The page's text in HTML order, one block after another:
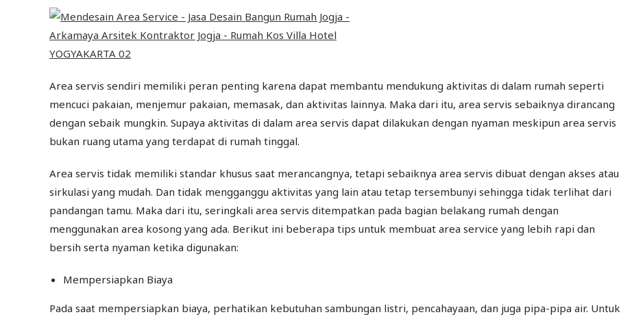
Area servis sendiri memiliki peran penting karena dapat membantu mendukung aktivitas di dalam rumah seperti
mencuci pakaian, menjemur pakaian, memasak, dan aktivitas lainnya. Maka dari itu, area servis sebaiknya dirancang
dengan sebaik mungkin. Supaya aktivitas di dalam area servis dapat dilakukan dengan nyaman meskipun area servis
bukan ruang utama yang terdapat di rumah tinggal.
Area servis tidak memiliki standar khusus saat merancangnya, tetapi sebaiknya area servis dibuat dengan akses atau
sirkulasi yang mudah. Dan tidak mengganggu aktivitas yang lain atau tetap tersembunyi sehingga tidak terlihat dari
pandangan tamu. Maka dari itu, seringkali area servis ditempatkan pada bagian belakang rumah dengan
menggunakan area kosong yang ada. Berikut ini beberapa tips untuk membuat area service yang lebih rapi dan
bersih serta nyaman ketika digunakan:
Mempersiapkan Biaya
Pada saat mempersiapkan biaya, perhatikan kebutuhan sambungan listri, pencahayaan, dan juga pipa-pipa air. Untuk